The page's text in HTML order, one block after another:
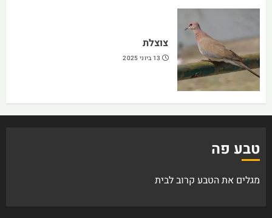
צוצלת
13 ביוני 2025
טבע פה
מגלים את הטבע קרוב לבית